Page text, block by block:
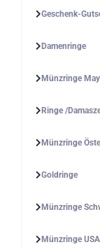
Geschenk-
Damenringe
Münzringe
Ringe /
Münzringe
Goldringe
Münzringe
Münzringe